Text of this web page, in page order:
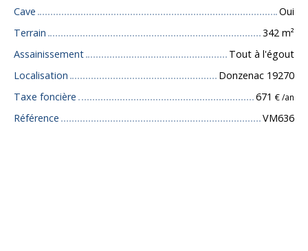
Cave
Oui
Terrain
342 m²
Assainissement
Tout à l'égout
Localisation
Donzenac 19270
Taxe foncière
671 € /an
Référence VM636